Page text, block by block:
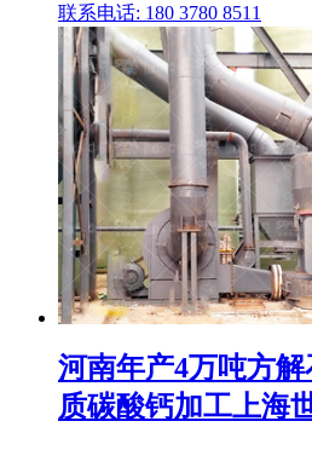
联系电话: 180 3780 8511
河南年产4万吨方
质碳酸钙加工上海